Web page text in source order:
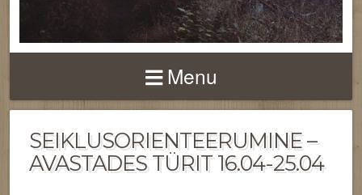
Menu
SEIKLUSORIENTEERUMINE –
AVASTADES TÜRIT 16.04-25.04